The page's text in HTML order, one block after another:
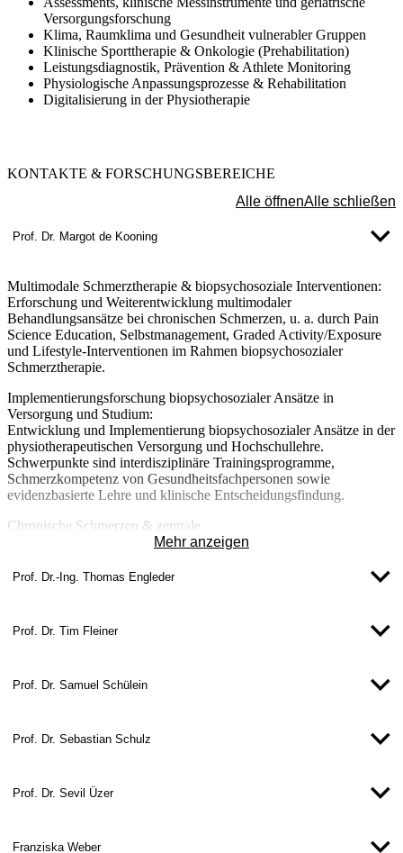
Versorgungsforschung
Klima, Raumklima und Gesundheit vulnerabler Gruppen
Klinische Sporttherapie & Onkologie (Prehabilitation)
Leistungsdiagnostik, Prävention & Athlete Monitoring
Physiologische Anpassungsprozesse & Rehabilitation
Digitalisierung in der Physiotherapie
KONTAKTE & FORSCHUNGSBEREICHE
Alle öffnenAlle schließen
Prof. Dr. Margot de Kooning
Multimodale Schmerztherapie & biopsychosoziale Interventionen:
Erforschung und Weiterentwicklung multimodaler
Behandlungsansätze bei chronischen Schmerzen, u. a. durch Pain
Science Education, Selbstmanagement, Graded Activity/Exposure
und Lifestyle-Interventionen im Rahmen biopsychosozialer
Schmerztherapie.
Implementierungsforschung biopsychosozialer Ansätze in
Versorgung und Studium:
Entwicklung und Implementierung biopsychosozialer Ansätze in der
physiotherapeutischen Versorgung und Hochschullehre.
Schwerpunkte sind interdisziplinäre Trainingsprogramme,
Schmerzkompetenz von Gesundheitsfachpersonen sowie
evidenzbasierte Lehre und klinische Entscheidungsfindung.
Chronische Schmerzen & zentrale
Schmerzverarbeitungsmechanismen:
chronischen muskuloskelettalen Schmerzen, insbesondere bei
Sensibilisierung, sensorimotorischen Prozessen und
neurophysiologischen Anpassungsmechanismen.
Pain In Motion international research
Professorin Dr. Margot De Kooning
+49 731 96537-727
Mehr anzeigen
Prof. Dr.-Ing. Thomas Engleder
Prof. Dr. Tim Fleiner
Prof. Dr. Samuel Schülein
Prof. Dr. Sebastian Schulz
Prof. Dr. Sevil Üzer
Franziska Weber